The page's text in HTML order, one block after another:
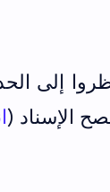
إلى
الإسناد (